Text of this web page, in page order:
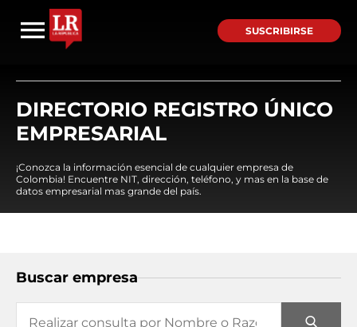
SUSCRIBIRSE
DIRECTORIO REGISTRO ÚNICO
EMPRESARIAL
¡Conozca la información esencial de cualquier empresa de
Colombia! Encuentre NIT, dirección, teléfono, y mas en la base de
datos empresarial mas grande del país.
Buscar empresa